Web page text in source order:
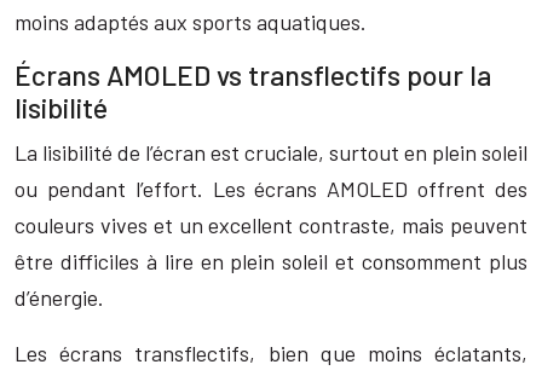
moins adaptés aux sports aquatiques.
Écrans AMOLED vs transflectifs pour la
lisibilité
La lisibilité de l’écran est cruciale, surtout en plein soleil
ou pendant l’effort. Les écrans AMOLED offrent des
couleurs vives et un excellent contraste, mais peuvent
être difficiles à lire en plein soleil et consomment plus
d’énergie.
Les écrans transflectifs, bien que moins éclatants,